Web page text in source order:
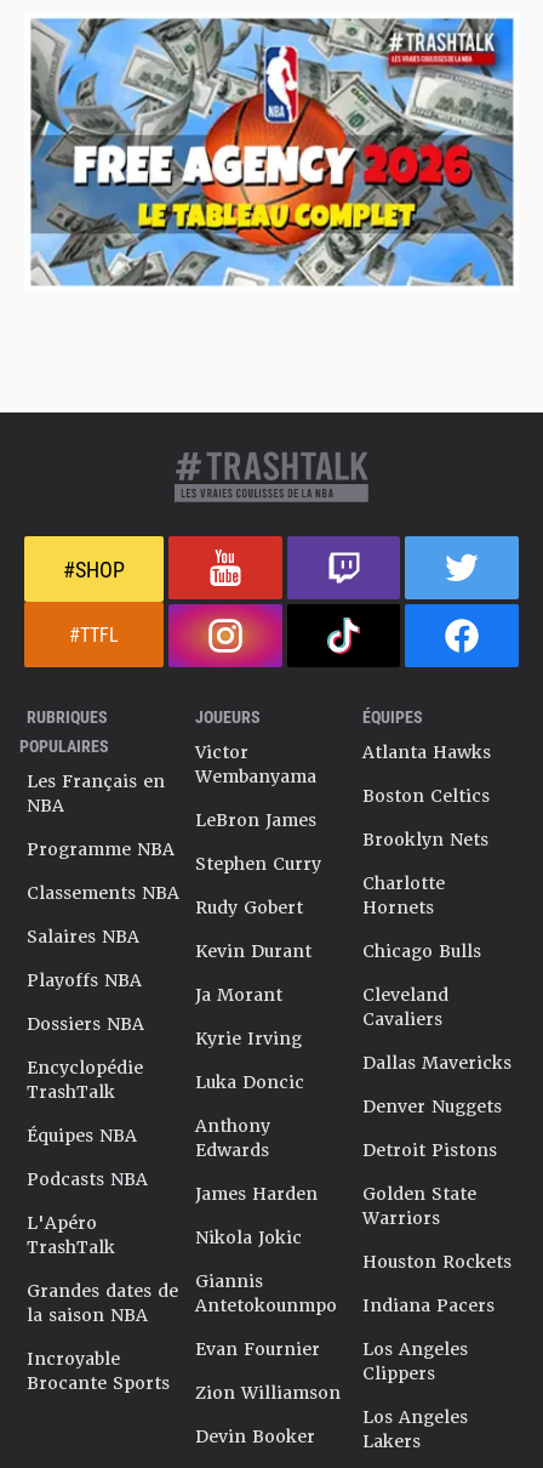
#SHOP
#TTFL
RUBRIQUES
POPULAIRES
Les Français en
NBA
Programme NBA
Classements NBA
Salaires NBA
Playoffs NBA
Dossiers NBA
Encyclopédie
TrashTalk
Équipes NBA
Podcasts NBA
L'Apéro
TrashTalk
Grandes dates de
la saison NBA
Incroyable
Brocante Sports
JOUEURS
Victor
Wembanyama
LeBron James
Stephen Curry
Rudy Gobert
Kevin Durant
Ja Morant
Kyrie Irving
Luka Doncic
Anthony
Edwards
James Harden
Nikola Jokic
Giannis
Antetokounmpo
Evan Fournier
Zion Williamson
Devin Booker
ÉQUIPES
Atlanta Hawks
Boston Celtics
Brooklyn Nets
Charlotte
Hornets
Chicago Bulls
Cleveland
Cavaliers
Dallas Mavericks
Denver Nuggets
Detroit Pistons
Golden State
Warriors
Houston Rockets
Indiana Pacers
Los Angeles
Clippers
Los Angeles
Lakers